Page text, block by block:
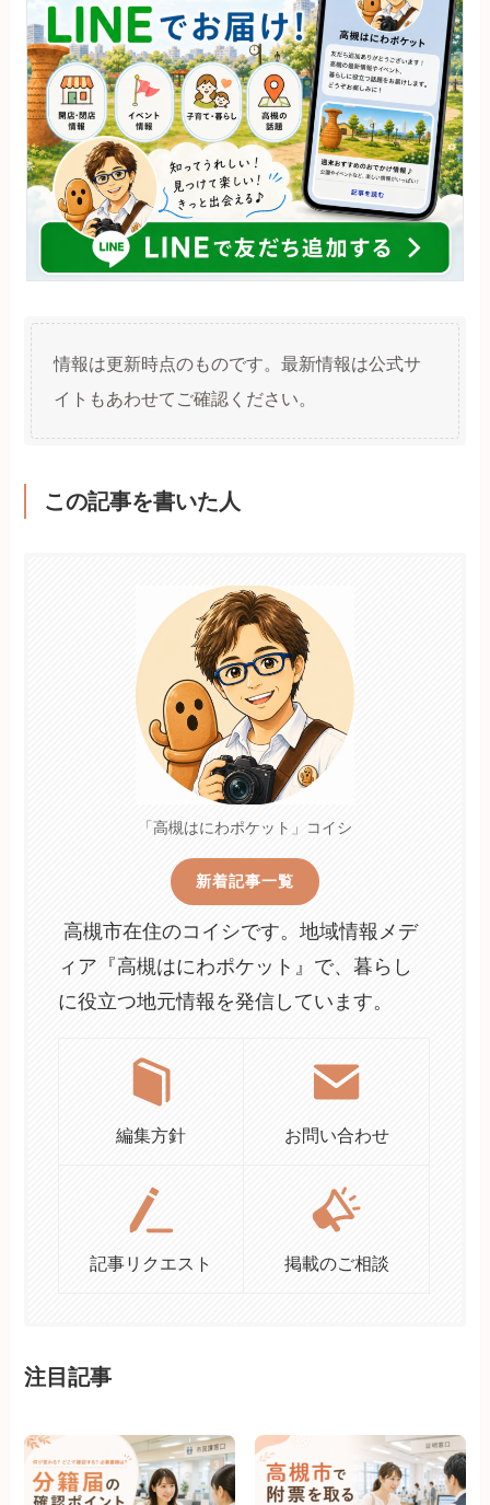
情報は更新時点のものです。最新情報は公式サ
イトもあわせてご確認ください。
この記事を書いた人
「高槻はにわポケット」コイシ
新着記事一覧
高槻市在住のコイシです。地域情報メデ
ィア『高槻はにわポケット』で、暮らし
に役立つ地元情報を発信しています。
編集方針 お問い合わせ
記事リクエスト 掲載のご相談
注目記事